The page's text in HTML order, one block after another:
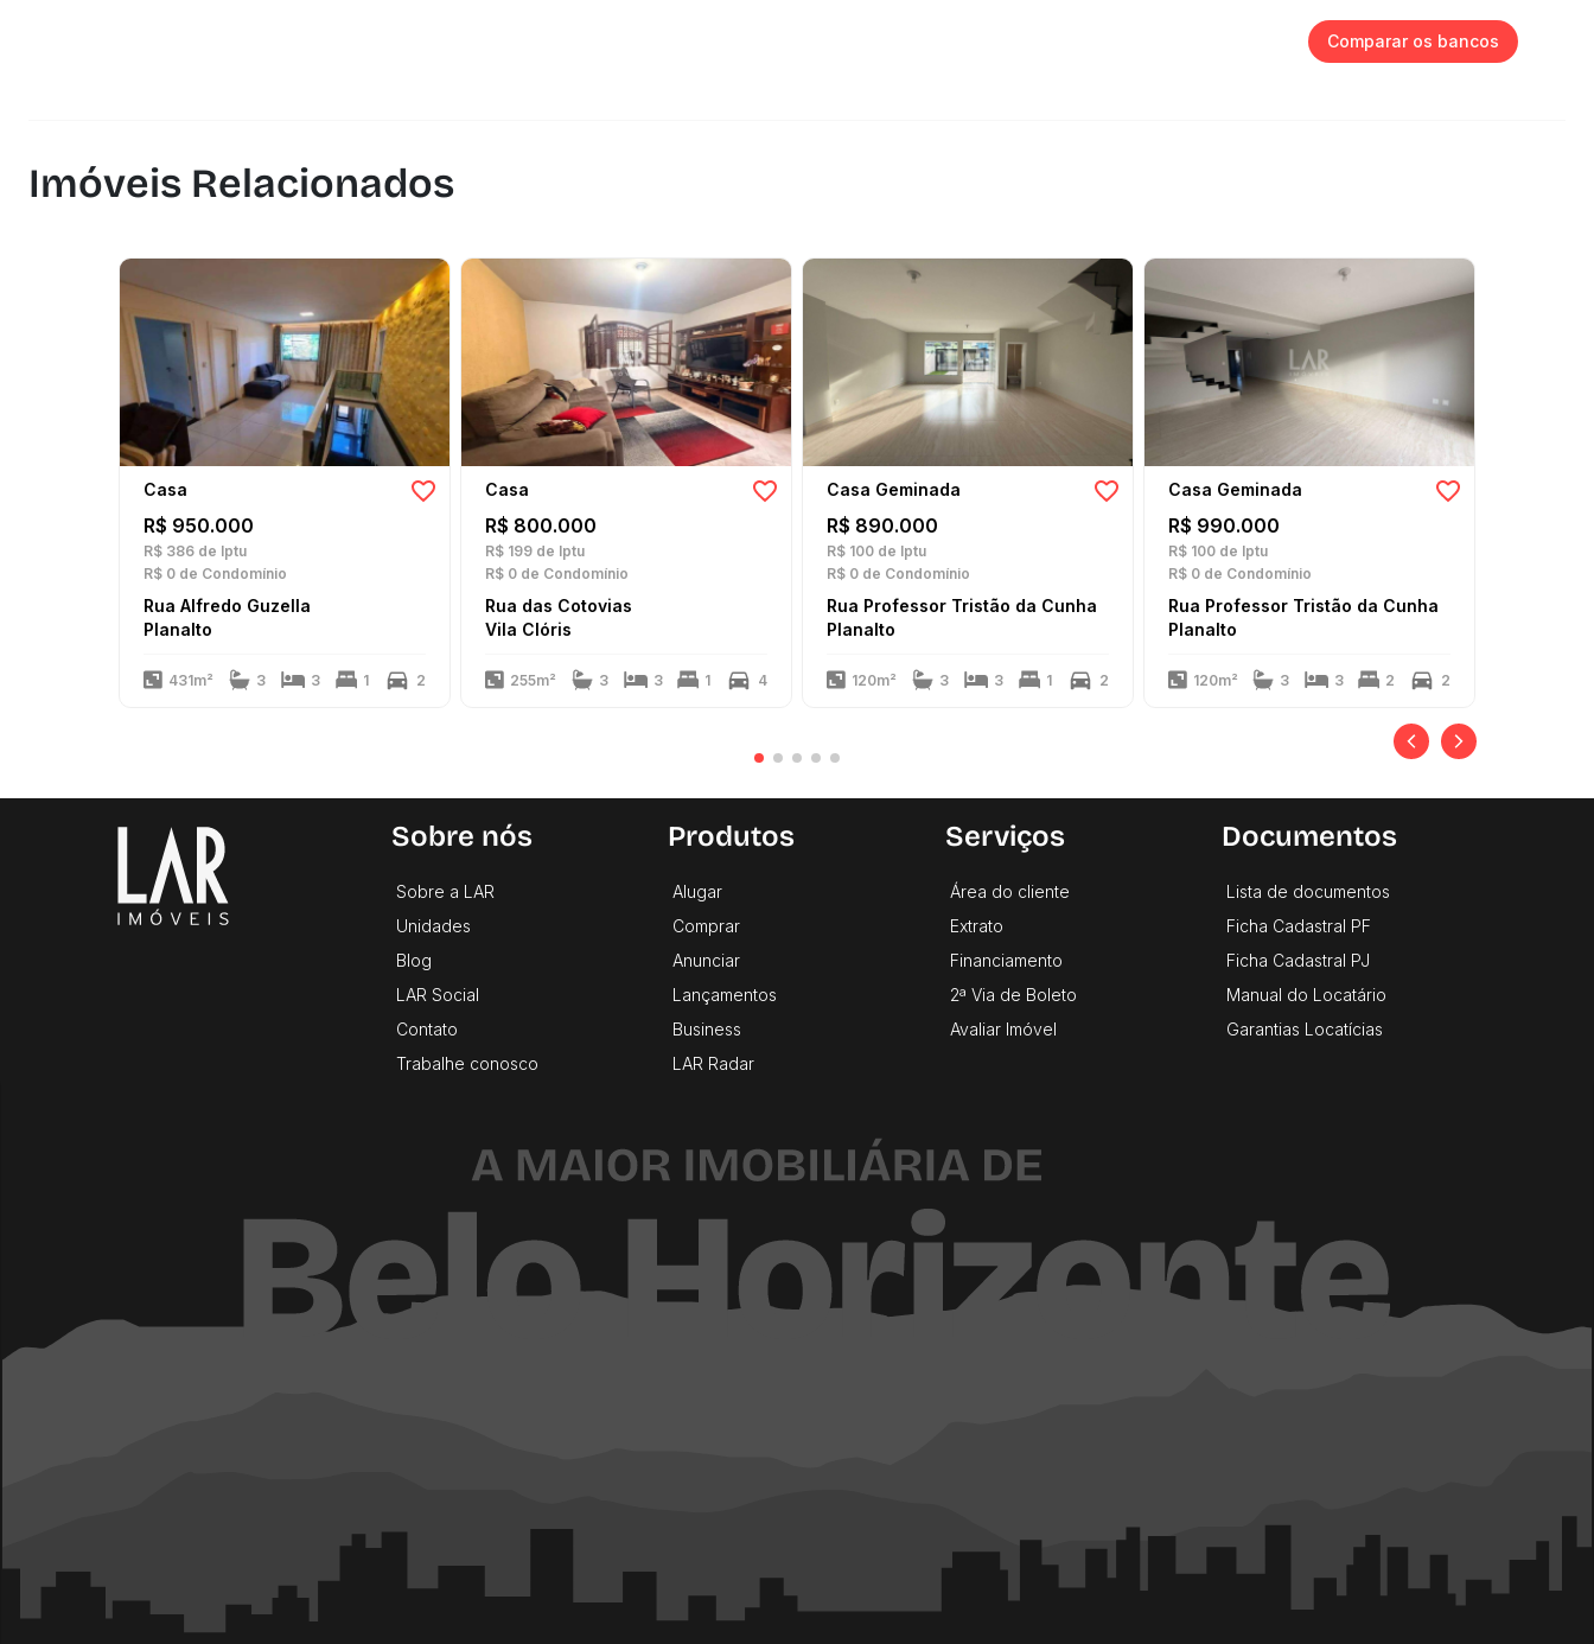
Comparar os bancos
Imóveis Relacionados
Casa
R$ 950.000
R$ 386 de Iptu
R$ 0 de Condomínio
Rua Alfredo Guzella
Planalto
431m² 3 3 1 2
Casa
R$ 800.000
R$ 199 de Iptu
R$ 0 de Condomínio
Rua das Cotovias
Vila Clóris
255m² 3 3 1 4
Casa Geminada
R$ 890.000
R$ 100 de Iptu
R$ 0 de Condomínio
Rua Professor Tristão da Cunha
Planalto
120m² 3 3 1 2
Casa Geminada
R$ 990.000
R$ 100 de Iptu
R$ 0 de Condomínio
Rua Professor Tristão da Cunha
Planalto
120m² 3 3 2 2
Sobre nós
Sobre a LAR
Unidades
Blog
LAR Social
Contato
Trabalhe conosco
Produtos
Alugar
Comprar
Anunciar
Lançamentos
Business
LAR Radar
Serviços
Área do cliente
Extrato
Financiamento
2ª Via de Boleto
Avaliar Imóvel
Documentos
Lista de documentos
Ficha Cadastral PF
Ficha Cadastral PJ
Manual do Locatário
Garantias Locatícias